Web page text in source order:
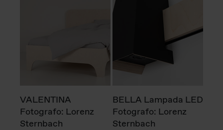
VALENTINA
Fotografo: Lorenz
Sternbach
BELLA Lampada LED
Fotografo: Lorenz
Sternbach